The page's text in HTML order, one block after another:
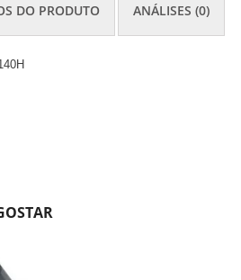
DO PRODUTO ANÁLISES (0)